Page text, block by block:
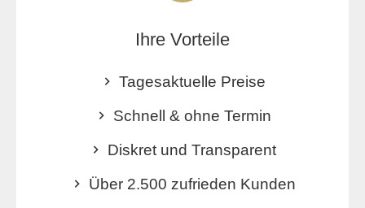
Ihre Vorteile
Tagesaktuelle Preise
Schnell & ohne Termin
Diskret und Transparent
Über 2.500 zufrieden Kunden